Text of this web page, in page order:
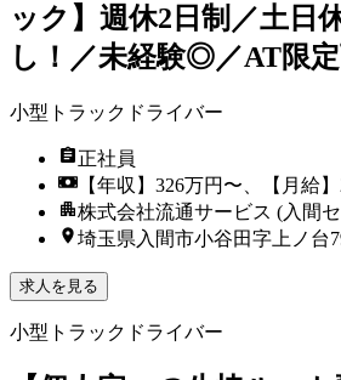
ック】週休2日制／土日
し！／未経験◎／AT限
小型トラックドライバー
正社員
【年収】326万円〜、【月給
株式会社流通サービス (入間
埼玉県入間市小谷田字上ノ台
求人を見る
小型トラックドライバー